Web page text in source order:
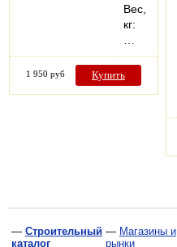
Вес,
кг:
1 950 руб Купить
— Строительный
каталог
— Магазины и
рынки